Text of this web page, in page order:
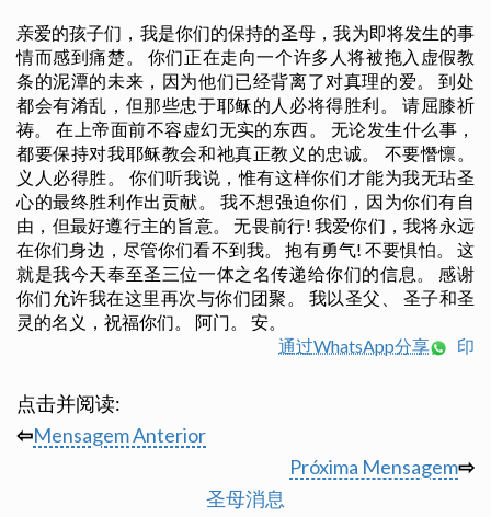
亲爱的孩子们，我是你们的保持的圣母，我为即将发生的事
情而感到痛楚。 你们正在走向一个许多人将被拖入虚假教
条的泥潭的未来，因为他们已经背离了对真理的爱。 到处
都会有淆乱，但那些忠于耶稣的人必将得胜利。 请屈膝祈
祷。 在上帝面前不容虚幻无实的东西。 无论发生什么事，
都要保持对我耶稣教会和祂真正教义的忠诚。 不要憯懔。
义人必得胜。 你们听我说，惟有这样你们才能为我无玷圣
心的最终胜利作出贡献。 我不想强迫你们，因为你们有自
由，但最好遵行主的旨意。 无畏前行! 我爱你们，我将永远
在你们身边，尽管你们看不到我。 抱有勇气! 不要惧怕。 这
就是我今天奉至圣三位一体之名传递给你们的信息。 感谢
你们允许我在这里再次与你们团聚。 我以圣父、 圣子和圣
灵的名义，祝福你们。 阿门。 安。
通过WhatsApp分享
印
点击并阅读:
⇦Mensagem Anterior
Próxima Mensagem⇨
圣母消息